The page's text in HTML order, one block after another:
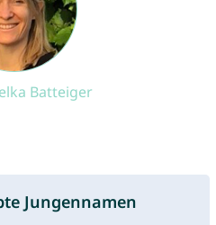
Batteiger
Jungennamen